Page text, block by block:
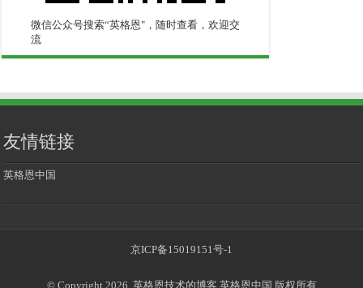
微信公众号搜索“英格恩"，随时查看，欢迎交
流
友情链接
英格恩中国
京ICP备15019151号-1
© Copyright 2026, 英格恩技术的博客 英格恩中国 版权所有